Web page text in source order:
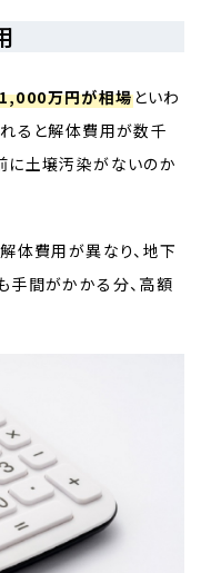
万円が相場といわ
ると解体費用が数千
に土壌汚染がないのか
体費用が異なり、地下
手間がかかる分、高額